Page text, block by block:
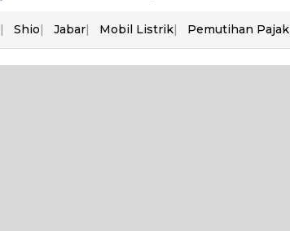
Shio Jabar Mobil Listrik Pemutihan Pajak